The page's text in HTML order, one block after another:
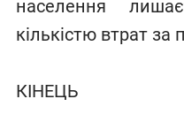
населення
кількістю втрат за
КІНЕЦЬ